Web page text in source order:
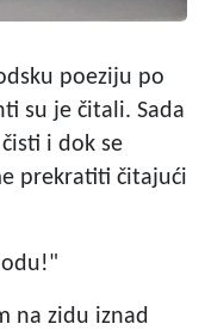
poeziju po
su je čitali. Sada
i dok se
prekratiti čitajući
na zidu iznad